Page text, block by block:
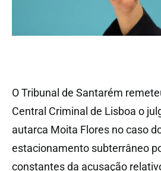
O Tribunal de Santarém
Central Criminal de Lisboa o
autarca Moita Flores no caso
estacionamento subterrâneo
constantes da acusação